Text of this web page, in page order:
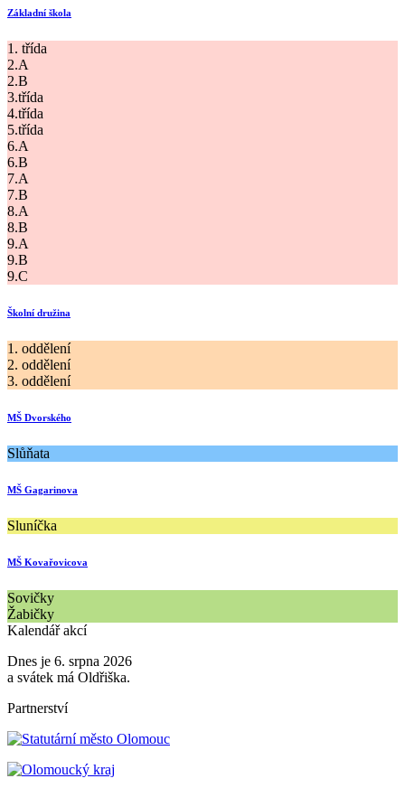
Základní škola
1. třída
2.A
2.B
3.třída
4.třída
5.třída
6.A
6.B
7.A
7.B
8.A
8.B
9.A
9.B
9.C
Školní družina
1. oddělení
2. oddělení
3. oddělení
MŠ Dvorského
Slůňata
MŠ Gagarinova
Sluníčka
MŠ Kovařovicova
Sovičky
Žabičky
Kalendář akcí
Dnes je 6. srpna 2026
a svátek má Oldřiška.
Partnerství